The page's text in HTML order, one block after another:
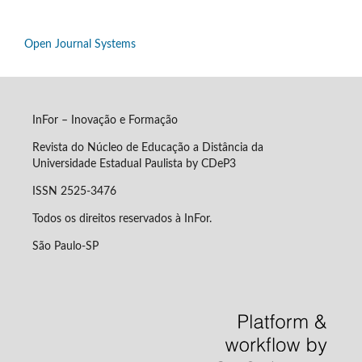
Open Journal Systems
InFor – Inovação e Formação
Revista do Núcleo de Educação a Distância da
Universidade Estadual Paulista by CDeP3
ISSN 2525-3476
Todos os direitos reservados à InFor.
São Paulo-SP